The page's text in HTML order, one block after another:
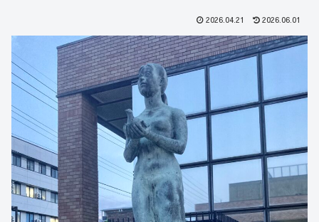
2026.04.21 2026.06.01